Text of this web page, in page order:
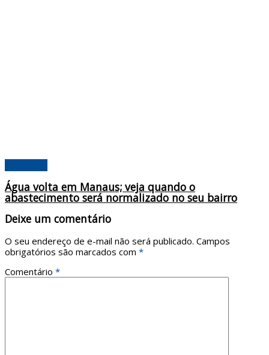
Água volta em Manaus; veja quando o
abastecimento será normalizado no seu bairro
Deixe um comentário
O seu endereço de e-mail não será publicado. Campos
obrigatórios são marcados com *
Comentário *